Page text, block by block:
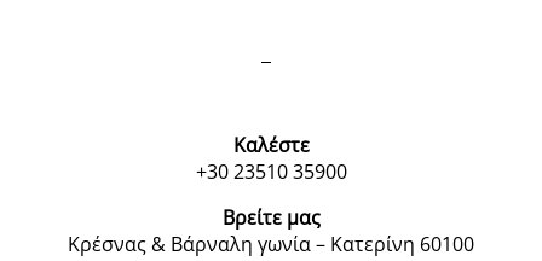
Καλέστε
+30 23510 35900
Βρείτε μας
Κρέσνας & Βάρναλη γωνία – Κατερίνη 60100